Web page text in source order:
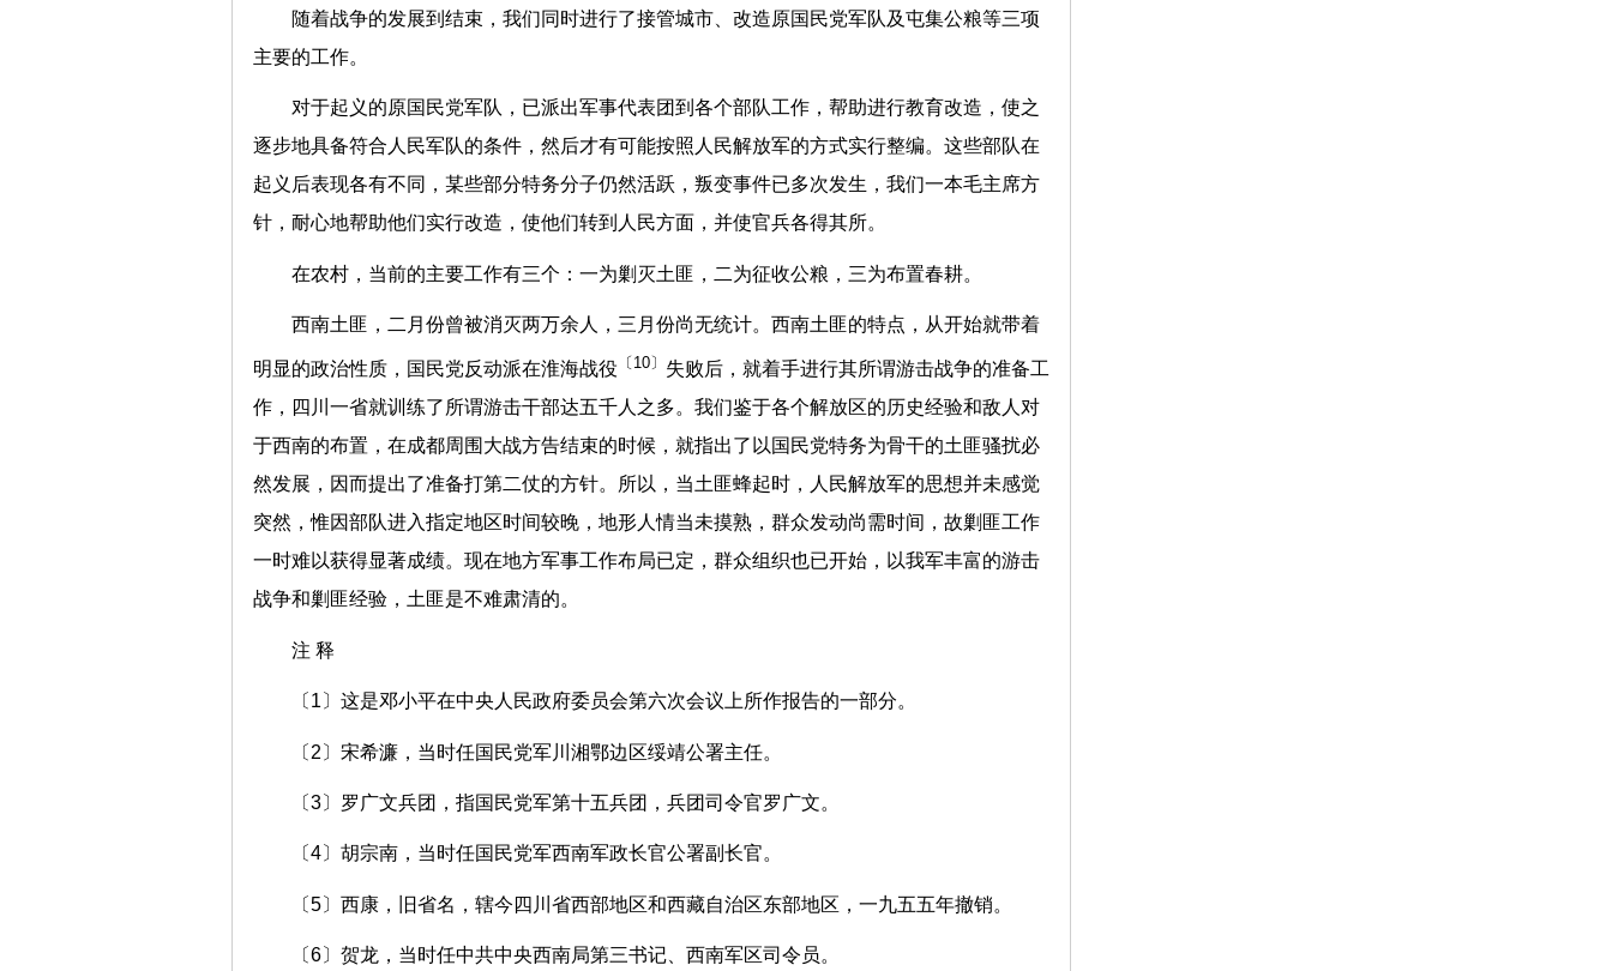
随着战争的发展到结束，我们同时进行了接管城市、改造原国民党军队及屯集公粮等三项
主要的工作。
对于起义的原国民党军队，已派出军事代表团到各个部队工作，帮助进行教育改造，使之
逐步地具备符合人民军队的条件，然后才有可能按照人民解放军的方式实行整编。这些部队在
起义后表现各有不同，某些部分特务分子仍然活跃，叛变事件已多次发生，我们一本毛主席方
针，耐心地帮助他们实行改造，使他们转到人民方面，并使官兵各得其所。
在农村，当前的主要工作有三个：一为剿灭土匪，二为征收公粮，三为布置春耕。
西南土匪，二月份曾被消灭两万余人，三月份尚无统计。西南土匪的特点，从开始就带着
明显的政治性质，国民党反动派在淮海战役 〔10〕 失败后，就着手进行其所谓游击战争的准备工
作，四川一省就训练了所谓游击干部达五千人之多。我们鉴于各个解放区的历史经验和敌人对
于西南的布置，在成都周围大战方告结束的时候，就指出了以国民党特务为骨干的土匪骚扰必
然发展，因而提出了准备打第二仗的方针。所以，当土匪蜂起时，人民解放军的思想并未感觉
突然，惟因部队进入指定地区时间较晚，地形人情当未摸熟，群众发动尚需时间，故剿匪工作
一时难以获得显著成绩。现在地方军事工作布局已定，群众组织也已开始，以我军丰富的游击
战争和剿匪经验，土匪是不难肃清的。
注 释
〔1〕这是邓小平在中央人民政府委员会第六次会议上所作报告的一部分。
〔2〕宋希濂，当时任国民党军川湘鄂边区绥靖公署主任。
〔3〕罗广文兵团，指国民党军第十五兵团，兵团司令官罗广文。
〔4〕胡宗南，当时任国民党军西南军政长官公署副长官。
〔5〕西康，旧省名，辖今四川省西部地区和西藏自治区东部地区，一九五五年撤销。
〔6〕贺龙，当时任中共中央西南局第三书记、西南军区司令员。